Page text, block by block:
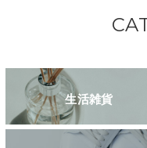
生活雑貨